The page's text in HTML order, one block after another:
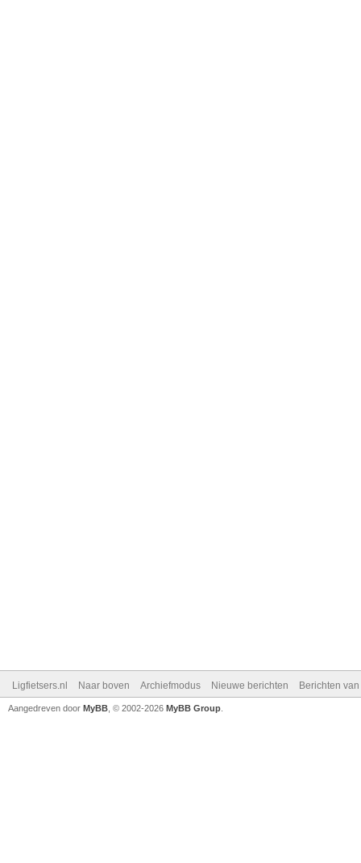
Ligfietsers.nl Naar boven Archiefmodus Nieuwe berichten Berichten
Aangedreven door MyBB , © 2002-2026 MyBB Group